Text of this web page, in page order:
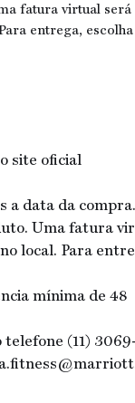
fatura virtual será
entrega,
site oficial
a data da compra.
Uma fatura
local. Para
mínima de 48
(11)